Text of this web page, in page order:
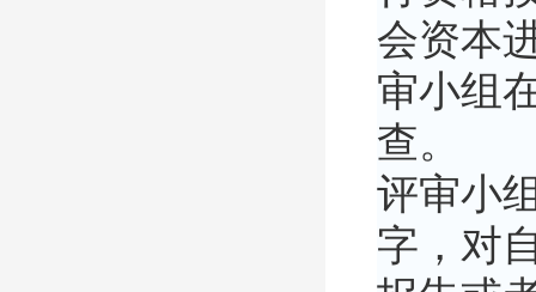
会资本
审小组
查。
评审小
字，对